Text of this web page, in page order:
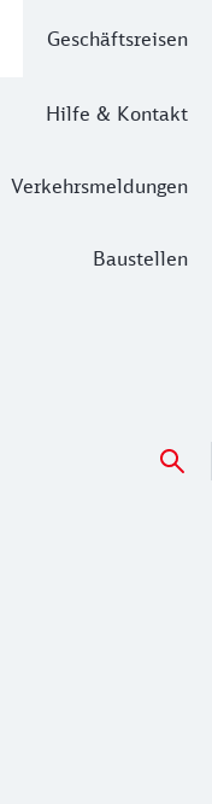
Geschäftsreisen
Hilfe & Kontakt
Verkehrsmeldungen
Baustellen